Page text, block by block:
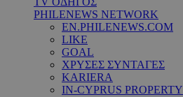
PHILENEWS NETWORK
EN.PHILENEWS.COM
LIKE
GOAL
ΧΡΥΣΕΣ ΣΥΝΤΑΓΕΣ
KARIERA
IN-CYPRUS PROPERTY